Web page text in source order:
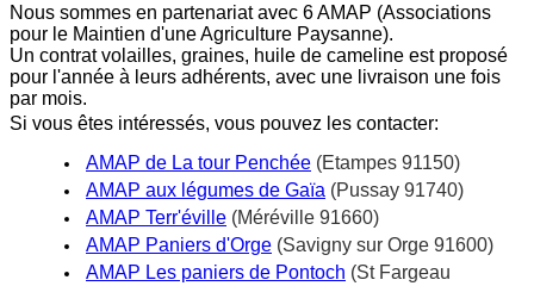
Nous sommes en partenariat avec 6 AMAP (Associations
pour le Maintien d'une Agriculture Paysanne).
Un contrat volailles, graines, huile de cameline est proposé
pour l'année à leurs adhérents, avec une livraison une fois
par mois.
Si vous êtes intéressés, vous pouvez les contacter:
AMAP de La tour Penchée (Etampes 91150)
AMAP aux légumes de Gaïa (Pussay 91740)
AMAP Terr'éville (Méréville 91660)
AMAP Paniers d'Orge (Savigny sur Orge 91600)
AMAP Les paniers de Pontoch (St Fargeau